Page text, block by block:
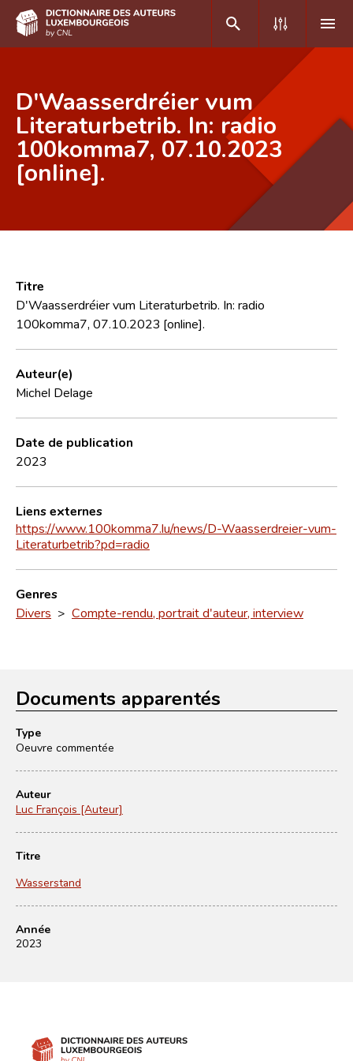
DE FR
Accueil
Auteur(e)s A-Z
Équipe scientifique
D'Waasserdréier vum
Literaturbetrib. In: radio
100komma7, 07.10.2023
[online].
Titre
D'Waasserdréier vum Literaturbetrib. In: radio
100komma7, 07.10.2023 [online].
Auteur(e)
Michel Delage
Date de publication
2023
Liens externes
https://www.100komma7.lu/news/D-Waasserdreier-vum-
Literaturbetrib?pd=radio
Genres
Divers > Compte-rendu, portrait d'auteur, interview
Documents apparentés
Type
Oeuvre commentée
Auteur
Luc François [Auteur]
Titre
Wasserstand
Année
2023